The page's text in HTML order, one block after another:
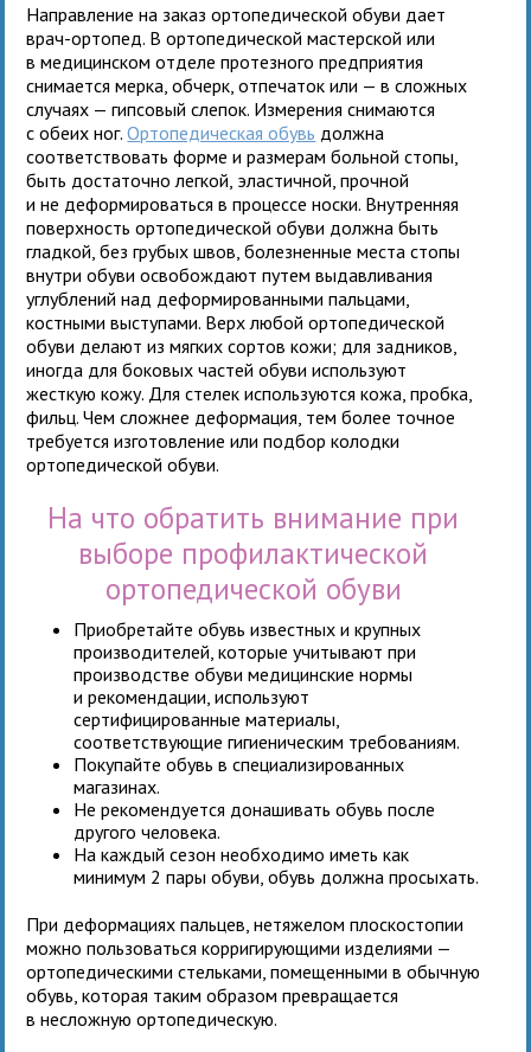
Направление на заказ ортопедической обуви дает
врач-ортопед. В ортопедической мастерской или
в медицинском отделе протезного предприятия
снимается мерка, обчерк, отпечаток или — в сложных
случаях — гипсовый слепок. Измерения снимаются
с обеих ног.Ортопедическая обувь должна
соответствовать форме и размерам больной стопы,
быть достаточно легкой, эластичной, прочной
и не деформироваться в процессе носки. Внутренняя
поверхность ортопедической обуви должна быть
гладкой, без грубых швов, болезненные места стопы
внутри обуви освобождают путем выдавливания
углублений над деформированными пальцами,
костными выступами. Верх любой ортопедической
обуви делают из мягких сортов кожи; для задников,
иногда для боковых частей обуви используют
жесткую кожу. Для стелек используются кожа, пробка,
фильц. Чем сложнее деформация, тем более точное
требуется изготовление или подбор колодки
ортопедической обуви.
На что обратить внимание при
выборе профилактической
ортопедической обуви
Приобретайте обувь известных и крупных
производителей, которые учитывают при
производстве обуви медицинские нормы
и рекомендации, используют
сертифицированные материалы,
соответствующие гигиеническим требованиям.
Покупайте обувь в специализированных
магазинах.
Не рекомендуется донашивать обувь после
другого человека.
На каждый сезон необходимо иметь как
минимум 2 пары обуви, обувь должна просыхать.
При деформациях пальцев, нетяжелом плоскостопии
можно пользоваться корригирующими изделиями —
ортопедическими стельками, помещенными в обычную
обувь, которая таким образом превращается
в несложную ортопедическую.